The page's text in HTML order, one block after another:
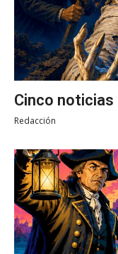
Cinco
Redacción